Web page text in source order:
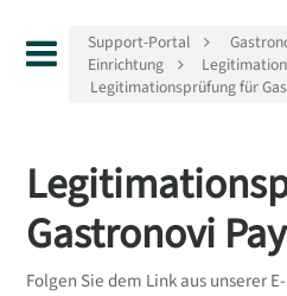
Support-Portal
Einrichtung
Legitimationsprüfung für
Gastronovi
Folgen Sie dem Link aus unserer